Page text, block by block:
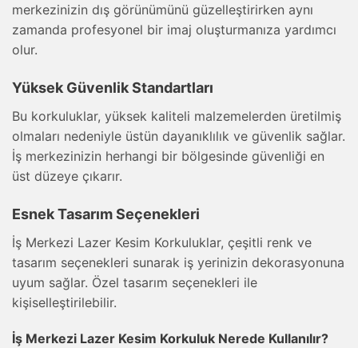
merkezinizin dış görünümünü güzelleştirirken aynı
zamanda profesyonel bir imaj oluşturmanıza yardımcı
olur.
Yüksek Güvenlik Standartları
Bu korkuluklar, yüksek kaliteli malzemelerden üretilmiş
olmaları nedeniyle üstün dayanıklılık ve güvenlik sağlar.
İş merkezinizin herhangi bir bölgesinde güvenliği en
üst düzeye çıkarır.
Esnek Tasarım Seçenekleri
İş Merkezi Lazer Kesim Korkuluklar, çeşitli renk ve
tasarım seçenekleri sunarak iş yerinizin dekorasyonuna
uyum sağlar. Özel tasarım seçenekleri ile
kişiselleştirilebilir.
İş Merkezi Lazer Kesim Korkuluk Nerede Kullanılır?